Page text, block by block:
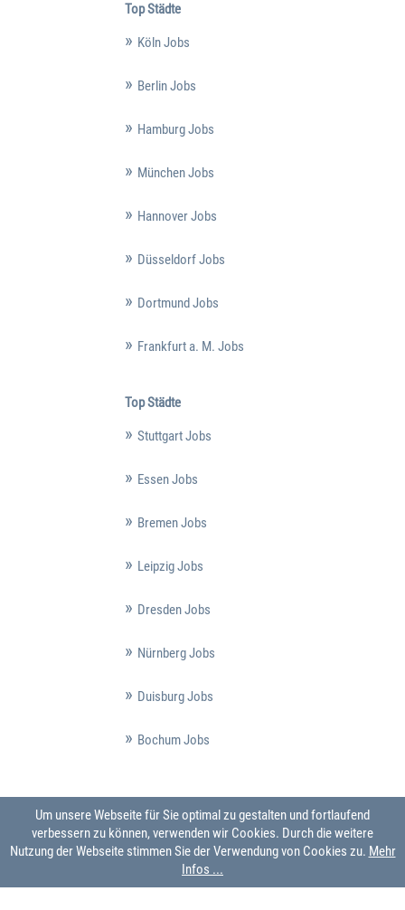
Top Städte
Köln Jobs
Berlin Jobs
Hamburg Jobs
München Jobs
Hannover Jobs
Düsseldorf Jobs
Dortmund Jobs
Frankfurt a. M. Jobs
Top Städte
Stuttgart Jobs
Essen Jobs
Bremen Jobs
Leipzig Jobs
Dresden Jobs
Nürnberg Jobs
Duisburg Jobs
Bochum Jobs
Um unsere Webseite für Sie optimal zu gestalten und fortlaufend
verbessern zu können, verwenden wir Cookies. Durch die weitere
Nutzung der Webseite stimmen Sie der Verwendung von Cookies zu. Mehr
Infos ...